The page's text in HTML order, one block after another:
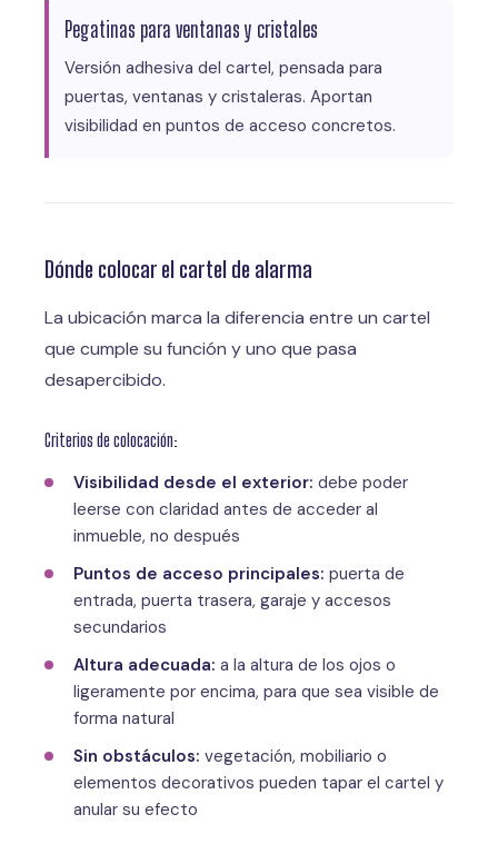
Pegatinas para ventanas y cristales
Versión adhesiva del cartel, pensada para
puertas, ventanas y cristaleras. Aportan
visibilidad en puntos de acceso concretos.
Dónde colocar el cartel de alarma
La ubicación marca la diferencia entre un cartel
que cumple su función y uno que pasa
desapercibido.
Criterios de colocación:
Visibilidad desde el exterior: debe poder
leerse con claridad antes de acceder al
inmueble, no después
Puntos de acceso principales: puerta de
entrada, puerta trasera, garaje y accesos
secundarios
Altura adecuada: a la altura de los ojos o
ligeramente por encima, para que sea visible de
forma natural
Sin obstáculos: vegetación, mobiliario o
elementos decorativos pueden tapar el cartel y
anular su efecto